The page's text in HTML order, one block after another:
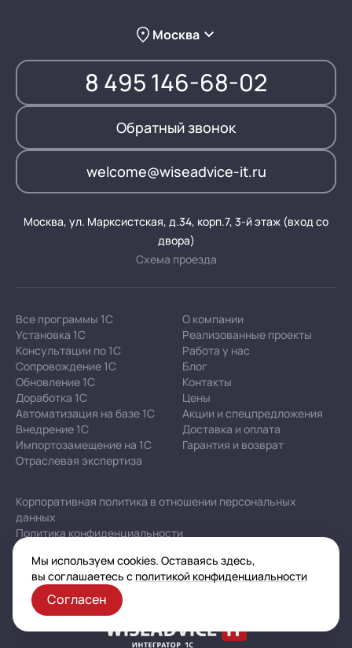
Москва
8 495 146-68-02
Обратный звонок
welcome@wiseadvice-it.ru
Москва, ул. Марксистская, д.34, корп.7, 3-й этаж (вход со
двора)
Схема проезда
Все программы 1С
Установка 1С
Консультации по 1С
Сопровождение 1С
Обновление 1С
Доработка 1С
Автоматизация на базе 1С
Внедрение 1С
Импортозамещение на 1С
Отраслевая экспертиза
О компании
Реализованные проекты
Работа у нас
Блог
Контакты
Цены
Акции и спецпредложения
Доставка и оплата
Гарантия и возврат
Корпоративная политика в отношении персональных
данных
Политика конфиденциальности
Публичная оферта
Карта сайта
Мы используем cookies. Оставаясь здесь,
вы соглашаетесь с политикой конфиденциальности
Согласен